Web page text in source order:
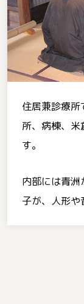
住居兼診療
所、病棟、米
す。
内部には青
子が、人形や